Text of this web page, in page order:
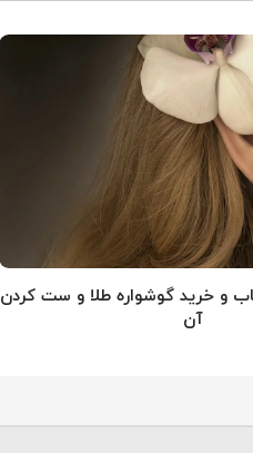
و خرید گوشواره طلا و ست کردن
آن